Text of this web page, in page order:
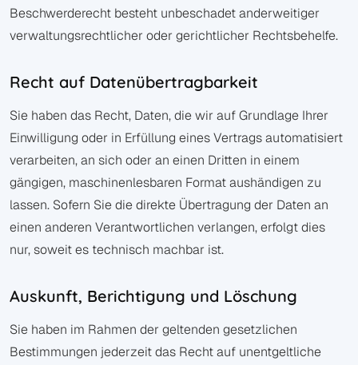
Beschwerderecht besteht unbeschadet anderweitiger
verwaltungsrechtlicher oder gerichtlicher Rechtsbehelfe.
Recht auf Daten­übertrag­barkeit
Sie haben das Recht, Daten, die wir auf Grundlage Ihrer
Einwilligung oder in Erfüllung eines Vertrags automatisiert
verarbeiten, an sich oder an einen Dritten in einem
gängigen, maschinenlesbaren Format aushändigen zu
lassen. Sofern Sie die direkte Übertragung der Daten an
einen anderen Verantwortlichen verlangen, erfolgt dies
nur, soweit es technisch machbar ist.
Auskunft, Berichtigung und Löschung
Sie haben im Rahmen der geltenden gesetzlichen
Bestimmungen jederzeit das Recht auf unentgeltliche